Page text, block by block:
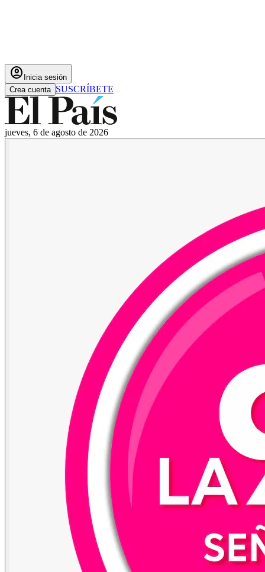
account_circle Inicia sesión
Crea cuenta SUSCRÍBETE
jueves, 6 de agosto de 2026